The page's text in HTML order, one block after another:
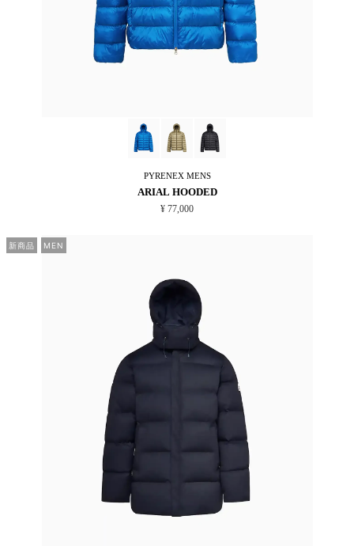
PYRENEXMENS
ARIAL HOODED
¥ 77,000
新商品 MEN